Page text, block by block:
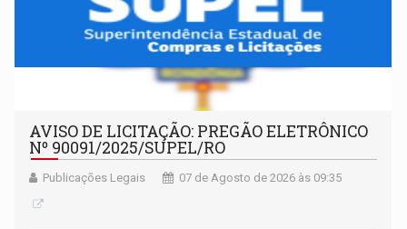
AVISO DE LICITAÇÃO: PREGÃO ELETRÔNICO
Nº 90091/2025/SUPEL/RO
Publicações Legais 07 de Agosto de 2026 às 09:35